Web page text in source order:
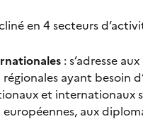
en 4 secteurs
: s’adresse
ayant besoin
et internationaux
aux